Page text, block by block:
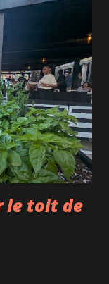
qui ont
des visuels
champ de vision.
de l’album
dans un voyage
de l’œuvre,
Damage .
le toit de